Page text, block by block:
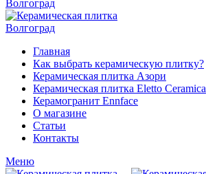
Главная
Как выбрать керамическую плитку?
Керамическая плитка Азори
Керамическая плитка Eletto Ceramica
Керамогранит Ennface
О магазине
Статьи
Контакты
Меню